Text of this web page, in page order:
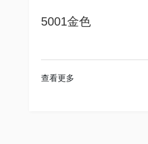
5001金色
查看更多